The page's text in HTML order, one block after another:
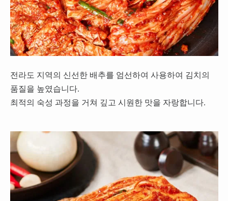
전라도 지역의 신선한 배추를 엄선하여 사용하여 김치의
품질을 높였습니다.
최적의 숙성 과정을 거쳐 깊고 시원한 맛을 자랑합니다.